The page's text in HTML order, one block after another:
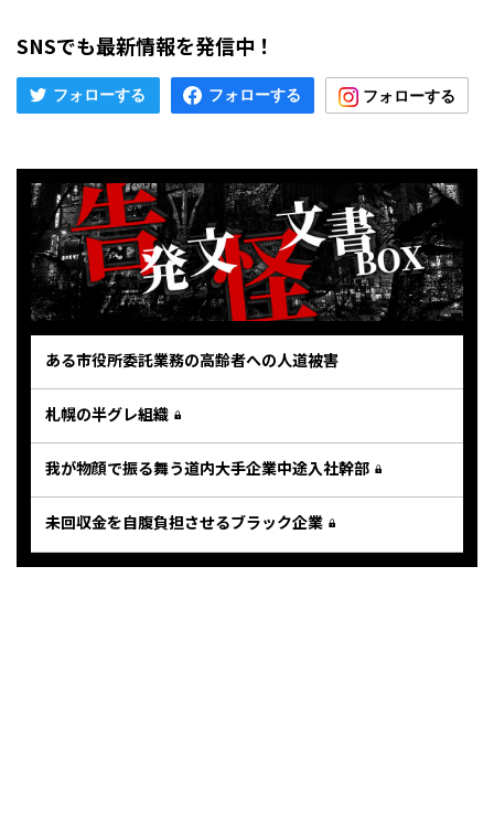
SNSでも最新情報を発信中！
ある市役所委託業務の高齢者への人道被害
札幌の半グレ組織
我が物顔で振る舞う道内大手企業中途入社幹部
未回収金を自腹負担させるブラック企業